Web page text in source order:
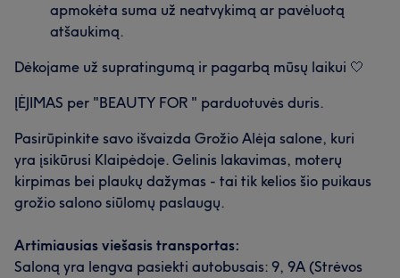
apmokėta suma už neatvykimą ar pavėluotą
atšaukimą.
Dėkojame už supratingumą ir pagarbą mūsų laikui 🤍
ĮĖJIMAS per "BEAUTY FOR " parduotuvės duris.
Pasirūpinkite savo išvaizda Grožio Alėja salone, kuri
yra įsikūrusi Klaipėdoje. Gelinis lakavimas, moterų
kirpimas bei plaukų dažymas - tai tik kelios šio puikaus
grožio salono siūlomų paslaugų.
Artimiausias viešasis transportas:
Saloną yra lengva pasiekti autobusais: 9, 9A (Strėvos